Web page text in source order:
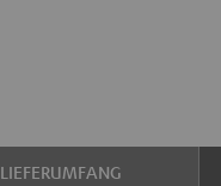
LIEFERUMFANG